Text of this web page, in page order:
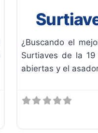
¿Buscando el
Surtiaves de la
abiertas y el